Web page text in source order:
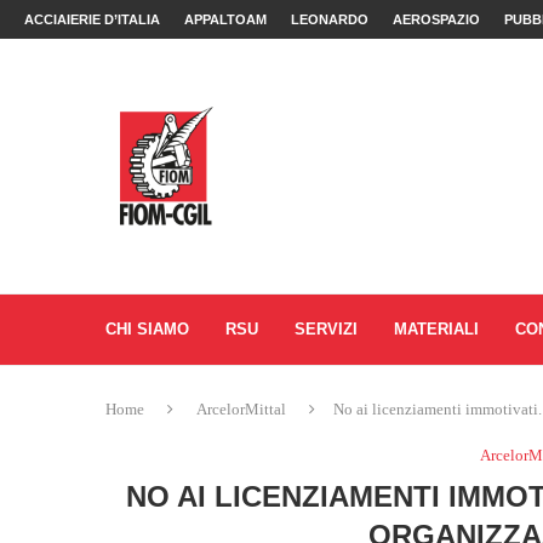
ACCIAIERIE D’ITALIA APPALTOAM LEONARDO AEROSPAZIO
CHI SIAMO RSU SERVIZI MATERIALI
Home ArcelorMittal No ai licenziamenti
NO AI LICENZIAMENTI